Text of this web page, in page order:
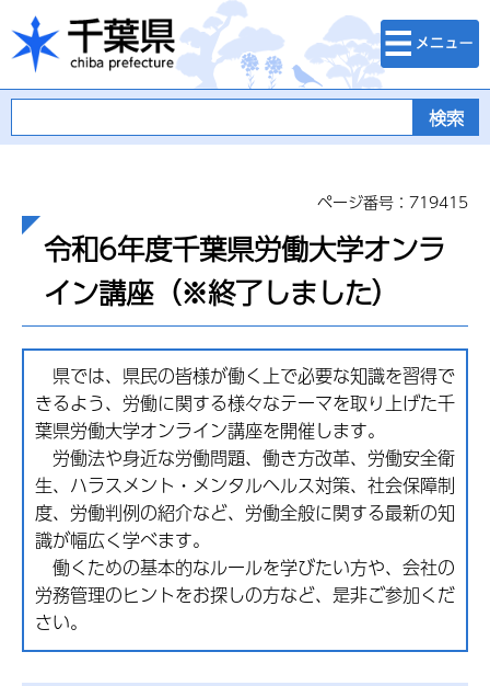
千葉県
検索・メニュ
ー
ページ番号：719415
令和6年度千葉県労働大学オンラ
イン講座（※終了しました）
県では、県民の皆様が働く上で必要な知識を習得で
きるよう、労働に関する様々なテーマを取り上げた千
葉県労働大学オンライン講座を開催します。
労働法や身近な労働問題、働き方改革、労働安全衛
生、ハラスメント・メンタルヘルス対策、社会保障制
度、労働判例の紹介など、労働全般に関する最新の知
識が幅広く学べます。
働くための基本的なルールを学びたい方や、会社の
労務管理のヒントをお探しの方など、是非ご参加くだ
さい。